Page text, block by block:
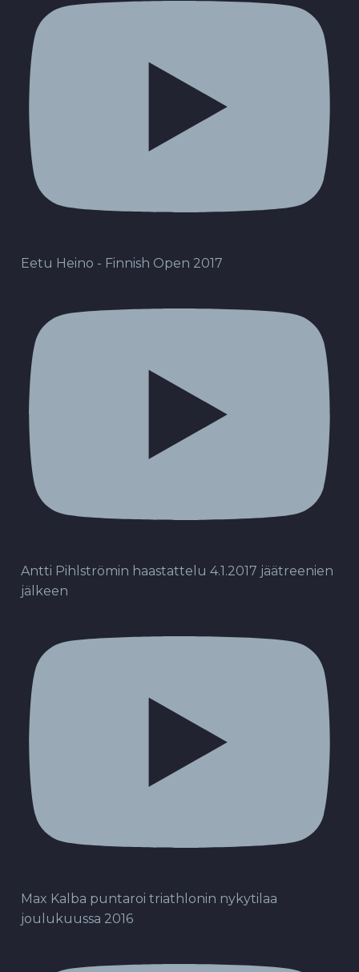
Eetu Heino - Finnish Open 2017
Antti Pihlströmin haastattelu 4.1.2017 jäätreenien
jälkeen
Max Kalba puntaroi triathlonin nykytilaa
joulukuussa 2016